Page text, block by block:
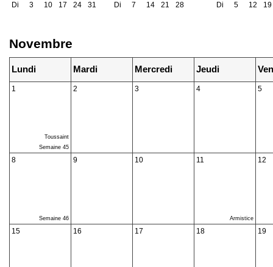
Di
3 10 17 24 31
Di
7 14 21 28
Di
5 12 19
Novembre
Lundi Mardi Mercredi Jeudi
1
Toussaint
Semaine 45
2 3 4 5
8
Semaine 46
9 10 11
Armistice
12
15 16 17 18 19